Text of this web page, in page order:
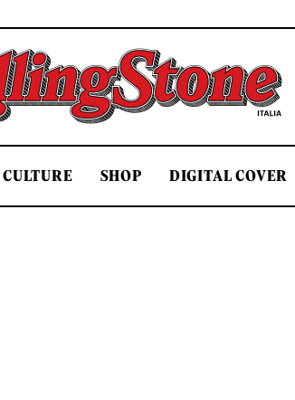
Rolling Stone Italia
CULTURE SHOP DIGITAL COVER